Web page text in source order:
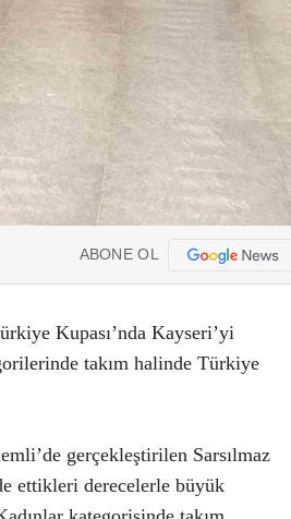
ABONE OL
Kupası’nda Kayseri’yi
takım halinde Türkiye
gerçekleştirilen Sarsılmaz
ettikleri derecelerle büyük